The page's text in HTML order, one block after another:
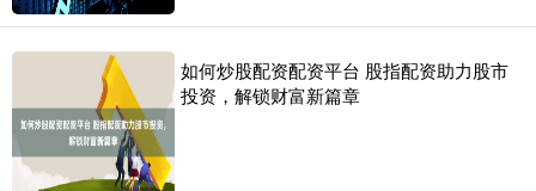
如何炒股配资配资平台 股指配资助力股市
投资，解锁财富新篇章